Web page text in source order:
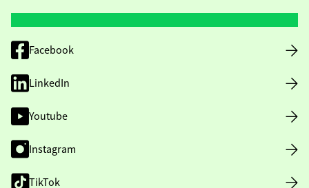
Facebook
LinkedIn
Youtube
Instagram
TikTok